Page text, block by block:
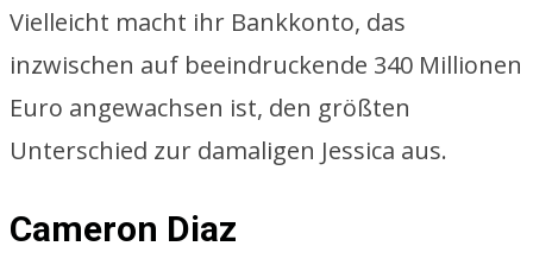
Vielleicht macht ihr Bankkonto, das
inzwischen auf beeindruckende 340 Millionen
Euro angewachsen ist, den größten
Unterschied zur damaligen Jessica aus.
Cameron Diaz